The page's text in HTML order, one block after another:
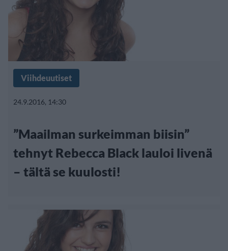
Viihdeuutiset
24.9.2016, 14:30
”Maailman surkeimman biisin”
tehnyt Rebecca Black lauloi livenä
– tältä se kuulosti!